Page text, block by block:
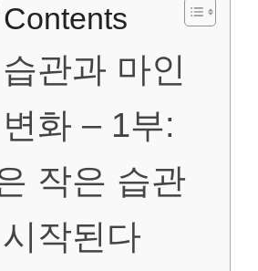
관과 마인
화 – 1부:
작은 습관
작된다